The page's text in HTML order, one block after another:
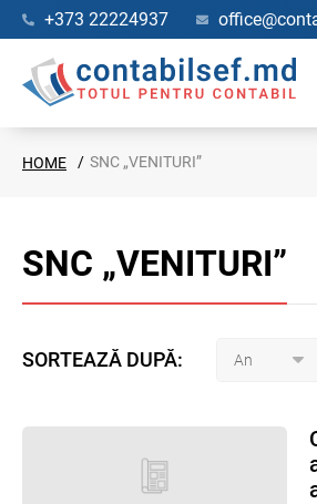
+373 22224937
HOME SNC „VENITURI”
SNC „VENITURI”
SORTEAZĂ DUPĂ: